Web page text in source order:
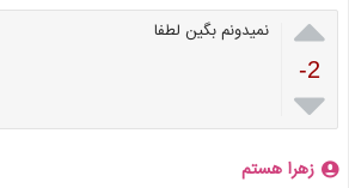

-2

نمیدونم بگین لطفا
زهرا هستم